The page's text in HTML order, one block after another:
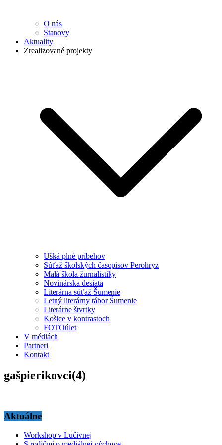
O nás
Stanovy
Aktuality
Zrealizované projekty
Ušká plné príbehov
Súťaž školských časopisov Perohryz
Malá škola žurnalistiky
Novinárska desiata
Literárna súťaž Šumenie
Letný literárny tábor Šumenie
Literárne štvrtky
Košice v kontrastoch
FOTOúlet
V médiách
Partneri
Kontakt
gašpierikovci(4)
Aktuálne
Workshop v Lučivnej